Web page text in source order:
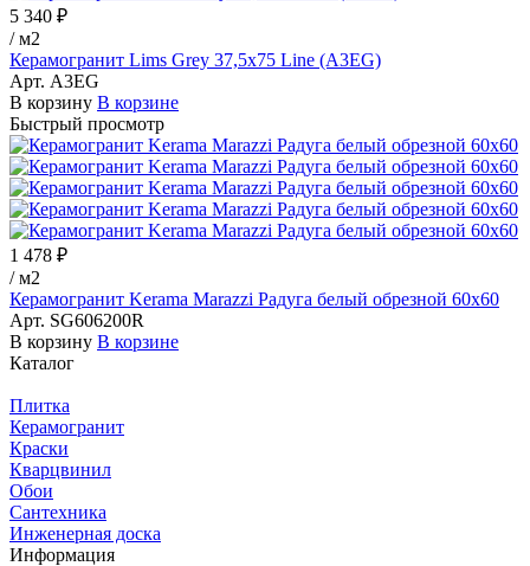
5 340 ₽
/ м2
Керамогранит Lims Grey 37,5x75 Line (A3EG)
Арт. A3EG
В корзину В корзине
Быстрый просмотр
1 478 ₽
/ м2
Керамогранит Kerama Marazzi Радуга белый обрезной 60х60
Арт. SG606200R
В корзину В корзине
Каталог
Плитка
Керамогранит
Краски
Кварцвинил
Обои
Сантехника
Инженерная доска
Информация